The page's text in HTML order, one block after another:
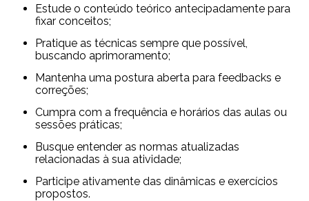
Estude o conteúdo teórico antecipadamente para
fixar conceitos;
Pratique as técnicas sempre que possível,
buscando aprimoramento;
Mantenha uma postura aberta para feedbacks e
correções;
Cumpra com a frequência e horários das aulas ou
sessões práticas;
Busque entender as normas atualizadas
relacionadas à sua atividade;
Participe ativamente das dinâmicas e exercícios
propostos.